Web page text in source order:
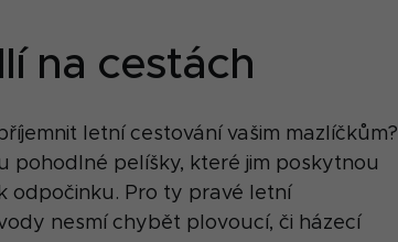
na cestách
letní cestování vašim mazlíčkům?
pohodlné pelíšky, které jim poskytnou
odpočinku. Pro ty pravé letní
nesmí chybět plovoucí, či házecí